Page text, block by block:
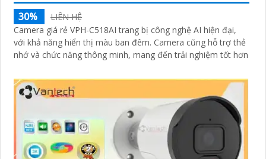
30%
LIÊN HỆ
Camera giá rẻ VPH-C518AI trang bị công nghệ AI hiện đại,
với khả năng hiển thị màu ban đêm. Camera cũng hỗ trợ thẻ
nhớ và chức năng thông minh, mang đến trải nghiệm tốt hơn